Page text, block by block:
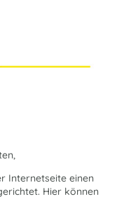
Internetseite einen
Hier können